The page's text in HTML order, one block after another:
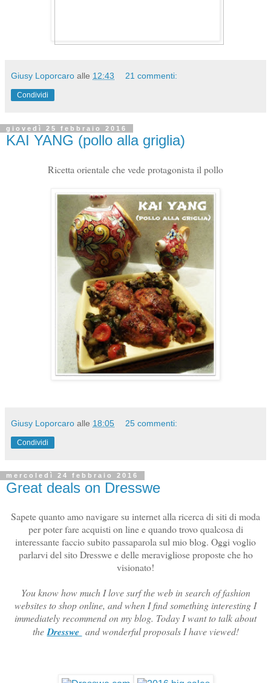
Giusy Loporcaro alle 12:43 21 commenti:
Condividi
giovedì 25 febbraio 2016
KAI YANG (pollo alla griglia)
Ricetta orientale che vede protagonista il pollo
Giusy Loporcaro alle 18:05 25 commenti:
Condividi
mercoledì 24 febbraio 2016
Great deals on Dresswe
Sapete quanto amo navigare su internet alla ricerca di siti di moda
per poter fare acquisti on line e quando trovo qualcosa di
interessante faccio subito passaparola sul mio blog. Oggi voglio
parlarvi del sito Dresswe e delle meravigliose proposte che ho
visionato!
You know how much I love surf the web in search of fashion
websites to shop online, and when I find something interesting I
immediately recommend on my blog. Today I want to talk about
theDresswe and wonderful proposals I have viewed!